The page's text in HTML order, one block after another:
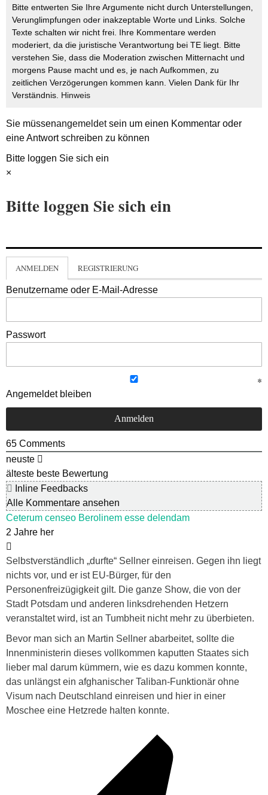
Bitte entwerten Sie Ihre Argumente nicht durch Unterstellungen,
Verunglimpfungen oder inakzeptable Worte und Links. Solche
Texte schalten wir nicht frei. Ihre Kommentare werden
moderiert, da die juristische Verantwortung bei TE liegt. Bitte
verstehen Sie, dass die Moderation zwischen Mitternacht und
morgens Pause macht und es, je nach Aufkommen, zu
zeitlichen Verzögerungen kommen kann. Vielen Dank für Ihr
Verständnis. Hinweis
Sie müssenangemeldetsein um einen Kommentar oder
eine Antwort schreiben zu können
Bitte loggen Sie sich ein
×
Bitte loggen Sie sich ein
ANMELDEN REGISTRIERUNG
Benutzername oder E-Mail-Adresse
Passwort
Angemeldet bleiben
65 Comments
neuste
älteste beste Bewertung
Inline Feedbacks
Alle Kommentare ansehen
Ceterum censeo Berolinem esse delendam
2 Jahre her
Selbstverständlich „durfte“ Sellner einreisen. Gegen ihn liegt
nichts vor, und er ist EU-Bürger, für den
Personenfreizügigkeit gilt. Die ganze Show, die von der
Stadt Potsdam und anderen linksdrehenden Hetzern
veranstaltet wird, ist an Tumbheit nicht mehr zu überbieten.
Bevor man sich an Martin Sellner abarbeitet, sollte die
Innenministerin dieses vollkommen kaputten Staates sich
lieber mal darum kümmern, wie es dazu kommen konnte,
das unlängst ein afghanischer Taliban-Funktionär ohne
Visum nach Deutschland einreisen und hier in einer
Moschee eine Hetzrede halten konnte.